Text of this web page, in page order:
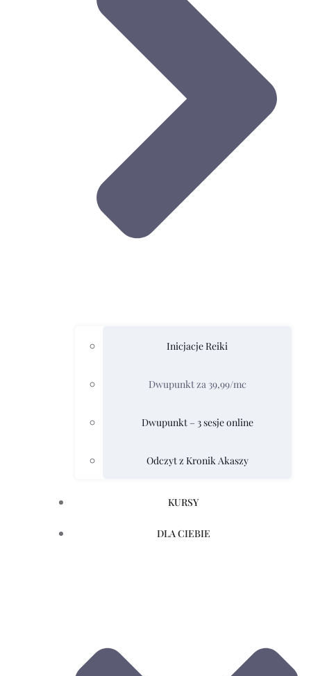
Inicjacje Reiki
Dwupunkt za 39,99/mc
Dwupunkt – 3 sesje online
Odczyt z Kronik Akaszy
KURSY
DLA CIEBIE